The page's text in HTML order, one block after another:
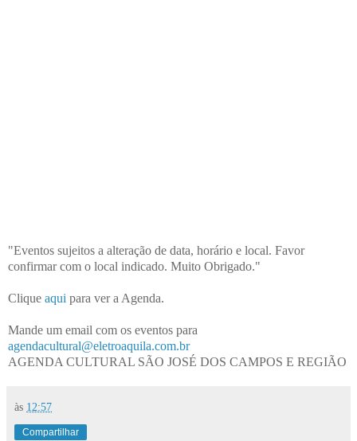
"Eventos sujeitos a alteração de data, horário e local. Favor
confirmar com o local indicado. Muito Obrigado."
Clique aqui para ver a Agenda.
Mande um email com os eventos para
agendacultural@eletroaquila.com.br
AGENDA CULTURAL SÃO JOSÉ DOS CAMPOS E REGIÃO
às 12:57
Compartilhar